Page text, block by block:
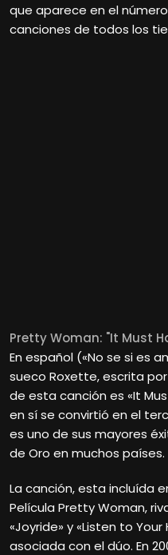
que aparece en el
canciones de todos los
Pretty Woman: "It Must
En español («No se si es
sueco Roxette, escrita por
de esta canción es «It
en sí se convirtió en el
es uno de sus mayores
de Oro en muchos países.
La canción, esta incluída
Película Pretty Woman,
«Joyride» y «Listen to
asociada con el dúo. En